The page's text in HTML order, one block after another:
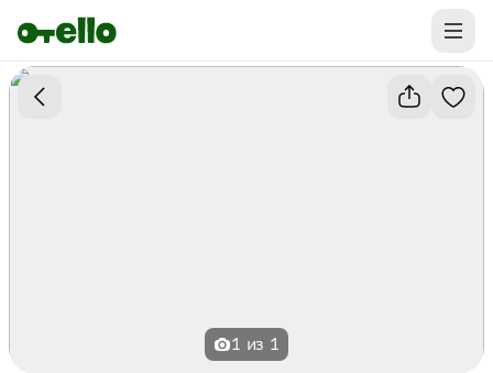
Промокоды на первую бронь уже ваши.
Забирайте выгоду
1 из 1